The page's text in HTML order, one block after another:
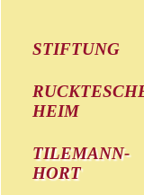
STIFTUNG
HEIM
TILEMANN-
HORT